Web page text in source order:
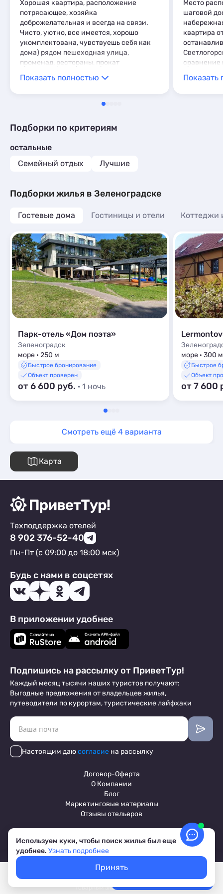
Хорошая квартира, расположение
потрясающее, хозяйка
доброжелательная и всегда на связи.
Чисто, уютно, все имеется, хорошо
укомплектована, чувствуешь себя как
дома) рядом пешеходная улица,
променад, рестораны, прокат
велосипедов, жд.
Показать полностью
Место
шаговой
квартира
сравнение
семьи
всегда в
если не
Показать
Подборки по критериям
остальные
Семейный отдых
Лучшие
Подборки жилья в Зеленоградске
Гостевые дома Гостиницы и отели Коттеджи
Парк-отель «Дом поэта»
Зеленоградск
море · 250 м
Быстрое бронирование
Объект проверен
от 6 600 руб. · 1 ночь
море · 300 м
Быстрое
Объект
от 7 600
Смотреть ещё 4 варианта
Карта
Покажем свободное жилье
Выбрать даты
Техподдержка отелей
8 902 376-52-40
Пн-Пт (с 09:00 до 18:00 мск)
Будь с нами в соцсетях
В приложении удобнее
Подпишись на рассылку от ПриветТур!
Каждый месяц тысячи наших туристов получают:
Выгодные предложения от владельцев жилья,
путеводители по курортам, туристические лайфхаки
Настоящим даюсогласие на рассылку
Договор-Оферта
О Компании
Блог
Маркетинговые материалы
Отзывы отельеров
© 2017-2026 ПриветТур™
Российский сервис бронирования жилья, официальный сайт,
товарный знак №842642
Пользовательское соглашение
Обработка персональных данных
Условия бронирования объектов
Используем куки, чтобы поиск жилья был еще
удобнее. Узнать подробнее
Принять